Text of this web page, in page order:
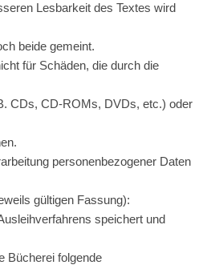
Lesbarkeit des Textes wird
beide gemeint.
für Schäden, die durch die
CD-ROMs, DVDs, etc.) oder
personenbezogener Daten
gültigen Fassung):
speichert und
folgende